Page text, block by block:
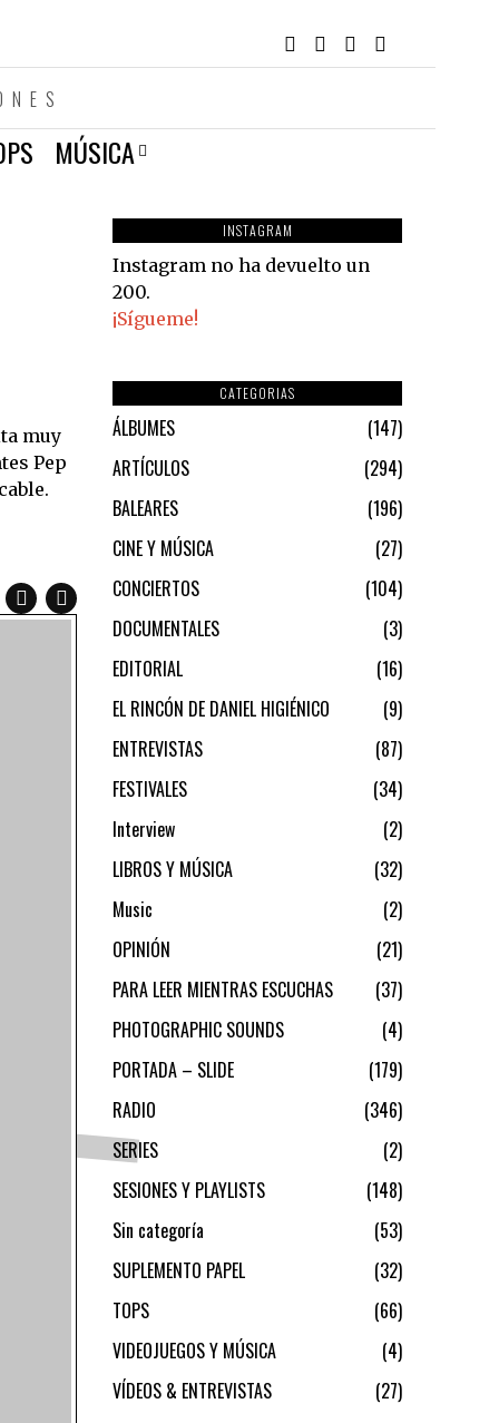
MÚSICA
muy
Pep
INSTAGRAM
Instagram no ha devuelto un
200.
¡Sígueme!
CATEGORIAS
ÁLBUMES
147
ARTÍCULOS
294
BALEARES
196
CINE Y MÚSICA
27
CONCIERTOS
104
DOCUMENTALES
3
EDITORIAL
16
EL RINCÓN DE DANIEL HIGIÉNICO
9
ENTREVISTAS
87
FESTIVALES
34
Interview
2
LIBROS Y MÚSICA
32
Music
2
OPINIÓN
21
PARA LEER MIENTRAS ESCUCHAS
37
PHOTOGRAPHIC SOUNDS
4
PORTADA – SLIDE
179
RADIO
346
SERIES
2
SESIONES Y PLAYLISTS
148
Sin categoría
53
SUPLEMENTO PAPEL
32
TOPS
66
VIDEOJUEGOS Y MÚSICA
4
VÍDEOS & ENTREVISTAS
27